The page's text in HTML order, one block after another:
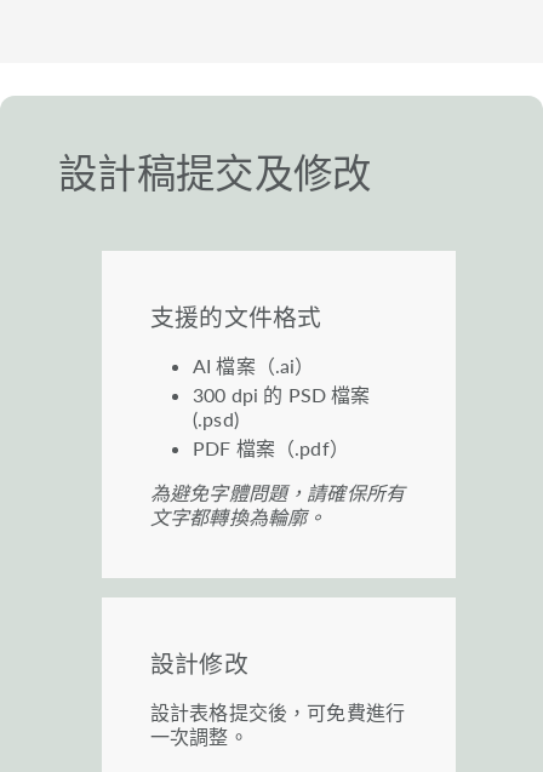
設計稿提交及修改
支援的文件格式
AI 檔案（.ai）
300 dpi 的 PSD 檔案
(.psd)
PDF 檔案（.pdf）
為避免字體問題，請確保所有
文字都轉換為輪廓。
設計修改
設計表格提交後，可免費進行
一次調整。